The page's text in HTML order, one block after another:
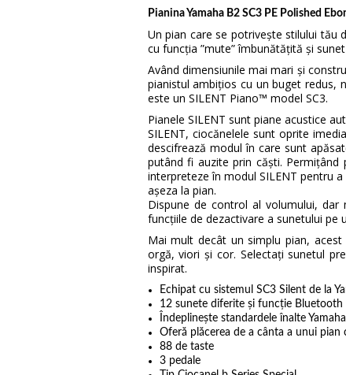
Pianina Yamaha B2 SC3 PE Polished
Un pian care se potrivește stilului tău
cu funcția ”mute” îmbunătățită și
Având dimensiunile mai mari și
pianistul ambițios cu un buget redus,
este un SILENT Piano™ model SC3.
Pianele SILENT sunt piane acustice
SILENT, ciocănelele sunt oprite
descifrează modul în care sunt
putând fi auzite prin căști.
interpreteze în modul SILENT pentru
așeza la pian.
Dispune de control al volumului, dar
funcțiile de dezactivare a sunetului pe
Mai mult decât un simplu pian,
orgă, viori și cor. Selectați sunetul
inspirat.
Echipat cu sistemul SC3 Silent de la
12 sunete diferite și funcție
Îndeplinește standardele înalte
Oferă plăcerea de a cânta a unui pian
88 de taste
3 pedale